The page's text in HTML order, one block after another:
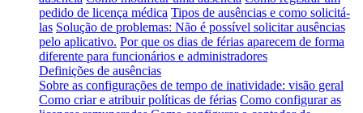
pedido de licença médica Tipos de ausências e como solicitá-
las Solução de problemas: Não é possível solicitar ausências
pelo aplicativo. Por que os dias de férias aparecem de forma
diferente para funcionários e administradores
Definições de ausências
Sobre as configurações de tempo de inatividade: visão geral
Como criar e atribuir políticas de férias Como configurar as